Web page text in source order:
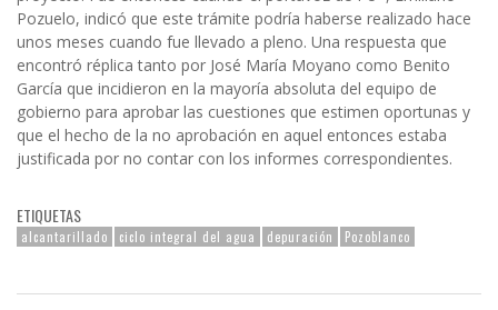
Pozuelo, indicó que este trámite podría haberse realizado hace
unos meses cuando fue llevado a pleno. Una respuesta que
encontró réplica tanto por José María Moyano como Benito
García que incidieron en la mayoría absoluta del equipo de
gobierno para aprobar las cuestiones que estimen oportunas y
que el hecho de la no aprobación en aquel entonces estaba
justificada por no contar con los informes correspondientes.
ETIQUETAS
alcantarillado ciclo integral del agua depuración Pozoblanco